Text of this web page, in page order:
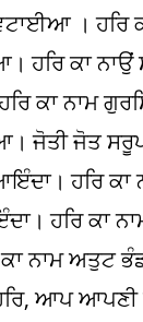
। ਹਰਿ
ਕਾ ਨਾਉਂ
ਕਾ ਨਾਮ
ਜੋਤੀ ਜੋਤ
ਹਰਿ ਕਾ
ਹਰਿ ਕਾ
ਕਾ ਨਾਮ ਅਤੁਟ
ਆਪ ਆਪਣੀ